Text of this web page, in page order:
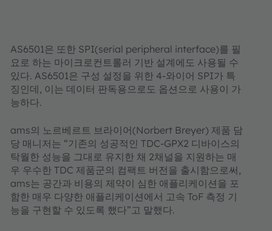
AS6501은 또한 SPI(serial peripheral interface)를 필
요로 하는 마이크로컨트롤러 기반 설계에도 사용될 수
있다. AS6501은 구성 설정을 위한 4-와이어 SPI가 특
징인데, 이는 데이터 판독용으로도 옵션으로 사용이 가
능하다.
ams의 노르베르트 브라이어(Norbert Breyer) 제품 담
당 매니저는 “기존의 성공적인 TDC-GPX2 디바이스의
탁월한 성능을 그대로 유지한 채 2채널을 지원하는 매
우 우수한 TDC 제품군의 컴팩트 버전을 출시함으로써,
ams는 공간과 비용의 제약이 심한 애플리케이션을 포
함한 매우 다양한 애플리케이션에서 고속 ToF 측정 기
능을 구현할 수 있도록 했다”고 말했다.